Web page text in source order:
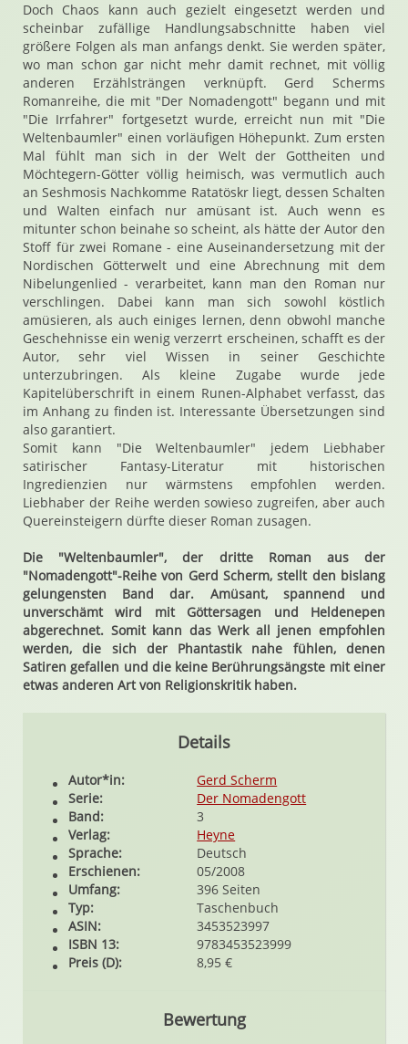
Doch Chaos kann auch gezielt eingesetzt werden und
scheinbar zufällige Handlungsabschnitte haben viel
größere Folgen als man anfangs denkt. Sie werden später,
wo man schon gar nicht mehr damit rechnet, mit völlig
anderen Erzählsträngen verknüpft. Gerd Scherms
Romanreihe, die mit "Der Nomadengott" begann und mit
"Die Irrfahrer" fortgesetzt wurde, erreicht nun mit "Die
Weltenbaumler" einen vorläufigen Höhepunkt. Zum ersten
Mal fühlt man sich in der Welt der Gottheiten und
Möchtegern-Götter völlig heimisch, was vermutlich auch
an Seshmosis Nachkomme Ratatöskr liegt, dessen Schalten
und Walten einfach nur amüsant ist. Auch wenn es
mitunter schon beinahe so scheint, als hätte der Autor den
Stoff für zwei Romane - eine Auseinandersetzung mit der
Nordischen Götterwelt und eine Abrechnung mit dem
Nibelungenlied - verarbeitet, kann man den Roman nur
verschlingen. Dabei kann man sich sowohl köstlich
amüsieren, als auch einiges lernen, denn obwohl manche
Geschehnisse ein wenig verzerrt erscheinen, schafft es der
Autor, sehr viel Wissen in seiner Geschichte
unterzubringen. Als kleine Zugabe wurde jede
Kapitelüberschrift in einem Runen-Alphabet verfasst, das
im Anhang zu finden ist. Interessante Übersetzungen sind
also garantiert.
Somit kann "Die Weltenbaumler" jedem Liebhaber
satirischer Fantasy-Literatur mit historischen
Ingredienzien nur wärmstens empfohlen werden.
Liebhaber der Reihe werden sowieso zugreifen, aber auch
Quereinsteigern dürfte dieser Roman zusagen.
Die "Weltenbaumler", der dritte Roman aus der
"Nomadengott"-Reihe von Gerd Scherm, stellt den bislang
gelungensten Band dar. Amüsant, spannend und
unverschämt wird mit Göttersagen und Heldenepen
abgerechnet. Somit kann das Werk all jenen empfohlen
werden, die sich der Phantastik nahe fühlen, denen
Satiren gefallen und die keine Berührungsängste mit einer
etwas anderen Art von Religionskritik haben.
Details
Autor*in:
Gerd Scherm
Serie:
Der Nomadengott
Band:
3
Verlag:
Heyne
Sprache:
Deutsch
Erschienen:
05/2008
Umfang:
396 Seiten
Typ:
Taschenbuch
ASIN:
3453523997
ISBN 13:
9783453523999
Preis (D):
8,95 €
Bewertung